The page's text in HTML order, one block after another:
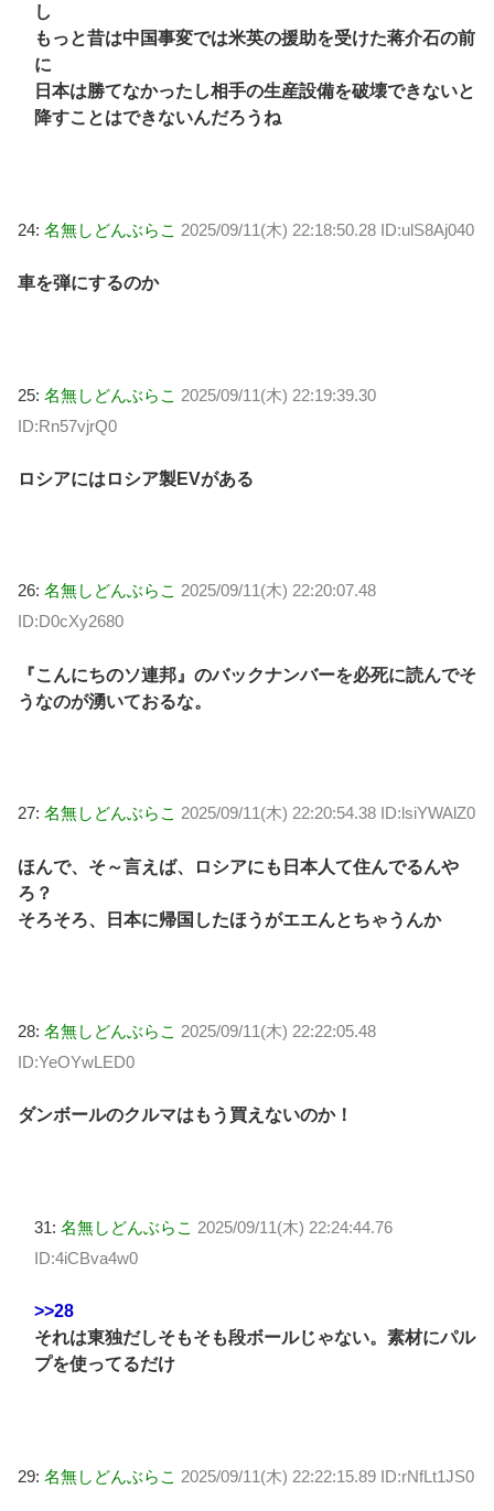
し
もっと昔は中国事変では米英の援助を受けた蒋介石の前
に
日本は勝てなかったし相手の生産設備を破壊できないと
降すことはできないんだろうね
24: 名無しどんぶらこ 2025/09/11(木) 22:18:50.28 ID:ulS8Aj040
車を弾にするのか
25: 名無しどんぶらこ 2025/09/11(木) 22:19:39.30
ID:Rn57vjrQ0
ロシアにはロシア製EVがある
26: 名無しどんぶらこ 2025/09/11(木) 22:20:07.48
ID:D0cXy2680
『こんにちのソ連邦』のバックナンバーを必死に読んでそ
うなのが湧いておるな。
27: 名無しどんぶらこ 2025/09/11(木) 22:20:54.38 ID:lsiYWAlZ0
ほんで、そ～言えば、ロシアにも日本人て住んでるんや
ろ？
そろそろ、日本に帰国したほうがエエんとちゃうんか
28: 名無しどんぶらこ 2025/09/11(木) 22:22:05.48
ID:YeOYwLED0
ダンボールのクルマはもう買えないのか！
31: 名無しどんぶらこ 2025/09/11(木) 22:24:44.76
ID:4iCBva4w0
>>28
それは東独だしそもそも段ボールじゃない。素材にパル
プを使ってるだけ
29: 名無しどんぶらこ 2025/09/11(木) 22:22:15.89 ID:rNfLt1JS0